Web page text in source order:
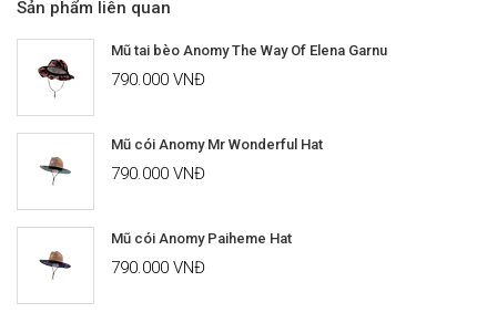
Sản phẩm liên quan
Mũ tai bèo Anomy The Way Of Elena Garnu
790.000 VNĐ
Mũ cói Anomy Mr Wonderful Hat
790.000 VNĐ
Mũ cói Anomy Paiheme Hat
790.000 VNĐ